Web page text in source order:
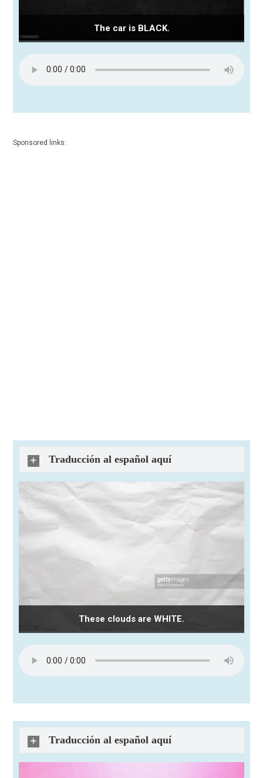
The car is BLACK.
Sponsored links:
Traducción al español aquí
These clouds are WHITE.
Traducción al español aquí